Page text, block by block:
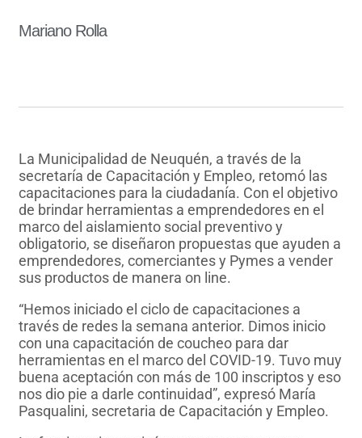
Mariano Rolla
La Municipalidad de Neuquén, a través de la
secretaría de Capacitación y Empleo, retomó las
capacitaciones para la ciudadanía. Con el objetivo
de brindar herramientas a emprendedores en el
marco del aislamiento social preventivo y
obligatorio, se diseñaron propuestas que ayuden a
emprendedores, comerciantes y Pymes a vender
sus productos de manera on line.
“Hemos iniciado el ciclo de capacitaciones a
través de redes la semana anterior. Dimos inicio
con una capacitación de coucheo para dar
herramientas en el marco del COVID-19. Tuvo muy
buena aceptación con más de 100 inscriptos y eso
nos dio pie a darle continuidad”, expresó María
Pasqualini, secretaria de Capacitación y Empleo.